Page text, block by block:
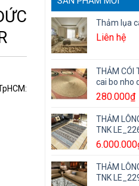
Thảm lụa
Liên hệ
THẢM CÓI
cai bo nho
280.000₫
THẢM
TNK
6.000.000
THẢM
TNK